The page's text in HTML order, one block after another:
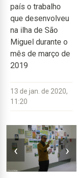
país o trabalho
que desenvolveu
na ilha de São
Miguel durante o
mês de março de
2019
13 de jan. de 2020,
11:20
‹ ›